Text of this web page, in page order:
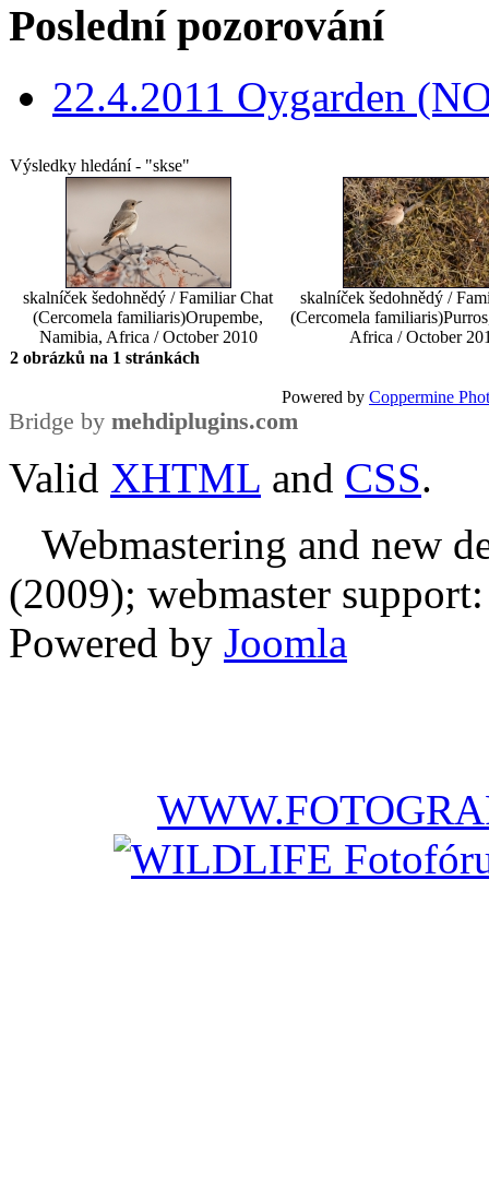
Poslední pozorování
22.4.2011 Oygarden
Výsledky hledání - "skse"
skalníček šedohnědý / Familiar Chat
(Cercomela familiaris)Orupembe,
Namibia, Africa / October 2010
skalníček šedohnědý /
(Cercomela familiaris)
Africa / October
2 obrázků na 1 stránkách
Powered by Coppermine
Bridge by mehdiplugins.com
Valid XHTML and CSS.
Webmastering and new
(2009); webmaster
Powered by Joomla